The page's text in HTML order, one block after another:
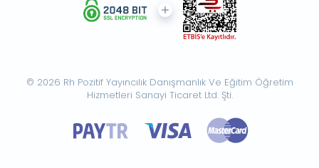
© 2026 Rh Pozitif Yayıncılık Danışmanlık Ve Eğitim Öğretim
Hizmetleri Sanayi Ticaret Ltd. Şti.